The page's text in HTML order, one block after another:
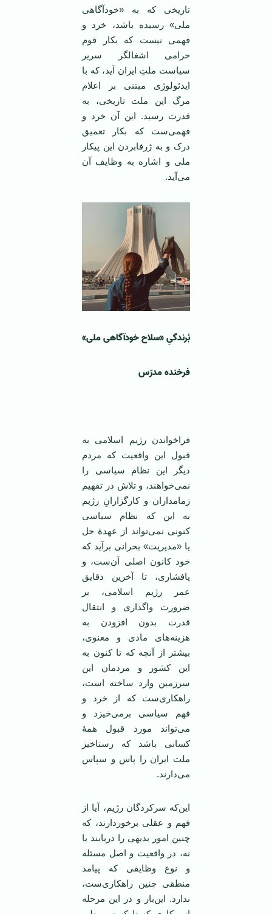
تاریخی که به «خودآگاهی
ملی» رسیده باشد، خرد و
فهمی نیست که بکار قوم
حرامی اشغالگر سریر
سیاست ملتِ ایران آید، که با
ایدئولوژی مبتنی بر اعلام
مرگ این ملت تاریخی، به
قدرت رسید. این آن خرد و
فهمی‌ست که بکار تعمیق
درک و به ژرفابردن این پیکار
ملی و اشاره به وظایف آن
می‌آید.
بُرندگیِ«سلاح خودآگاهی ملی»
فرخنده مدرّس
فراخواندن رژیم اسلامی به
قبول این واقعیت که مردم
دیگر این نظام سیاسی را
نمی‌خواهند، و تلاش در تفهیم
زمامداران و کارگزارانِ رژیم
به این‌ که نظام سیاسی
کنونی نمی‌تواند از عهدۀ حل
یا «مدیریت» بحرانی برآید که
خود کانون اصلی آن‌ست، و
پافشاری، تا آخرین دقایق
عمر رژیم اسلامی، بر
ضرورت واگذاری و انتقال
قدرت بدون افزودن به
هزینه‌های مادی و معنوی،
بیشتر از آنچه که تا کنون به
این کشور و مردمان این
سرزمین وارد ساخته است،
راهکاری‌ست که از خرد و
فهم سیاسی برمی‌خیزد و
می‌تواند مورد قبول همۀ
کسانی باشد که رستاخیز
ملت ایران را پاس و سپاس
می‌دارند.
این‌که سرکردگان رژیم، آیا از
فهم و عقلی برخوردارند، که
چنین امور بدیهی را دریابند یا
نه، در واقعیت و اصل مسئله
و نوع وظایفی که پیامد
منطقی چنین راهکاری‌ست،
ندارد. این‌بار و در این مرحله